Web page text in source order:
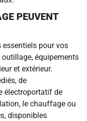
PEUVENT
essentiels pour vos
équipements
et extérieur.
de
électroportatif de
le chauffage ou
disponibles